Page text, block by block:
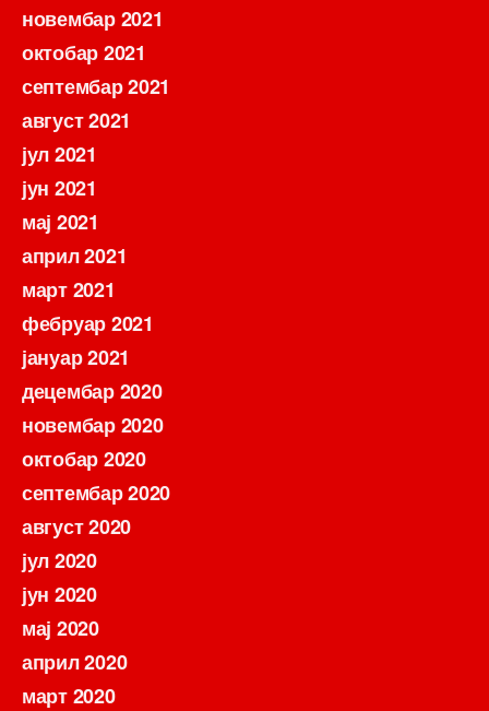
новембар 2021
октобар 2021
септембар 2021
август 2021
јул 2021
јун 2021
мај 2021
април 2021
март 2021
фебруар 2021
јануар 2021
децембар 2020
новембар 2020
октобар 2020
септембар 2020
август 2020
јул 2020
јун 2020
мај 2020
април 2020
март 2020